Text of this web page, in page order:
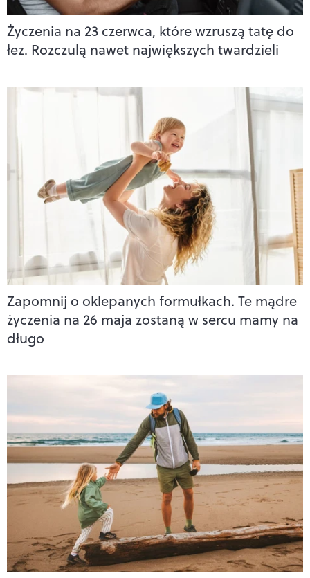
Życzenia na 23 czerwca, które wzruszą tatę do
łez. Rozczulą nawet największych twardzieli
Zapomnij o oklepanych formułkach. Te mądre
życzenia na 26 maja zostaną w sercu mamy na
długo